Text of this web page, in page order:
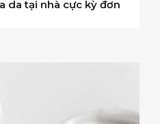
da tại nhà cực kỳ đơn